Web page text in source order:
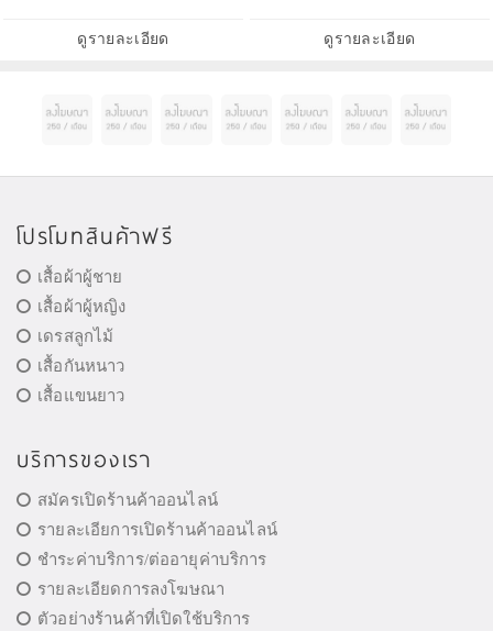
ความชุ่มชื่น เพิ่มความยืดหยุ่น ได้
ดูรายละเอียด
ผิวขนาดพกพา โทนเนอร์ อิมัลชั่น
และคุชชั่นกันแด
ดูรายละเอียด
โปรโมทสินค้าฟรี
เสื้อผ้าผู้ชาย
เสื้อผ้าผู้หญิง
เดรสลูกไม้
เสื้อกันหนาว
เสื้อแขนยาว
บริการของเรา
สมัครเปิดร้านค้าออนไลน์
รายละเอียการเปิดร้านค้าออนไลน์
ชำระค่าบริการ/ต่ออายุค่าบริการ
รายละเอียดการลงโฆษณา
ตัวอย่างร้านค้าที่เปิดใช้บริการ